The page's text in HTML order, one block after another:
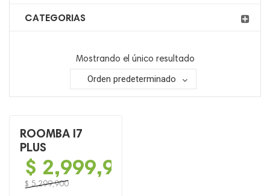
CATEGORIAS
Mostrando el único resultado
Orden predeterminado
ROOMBA I7
PLUS
$ 5,299,900
$ 2,999,900